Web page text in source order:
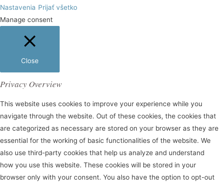
Nastavenia Prijať všetko
Manage consent
Close
Privacy Overview
This website uses cookies to improve your experience while you
navigate through the website. Out of these cookies, the cookies that
are categorized as necessary are stored on your browser as they are
essential for the working of basic functionalities of the website. We
also use third-party cookies that help us analyze and understand
how you use this website. These cookies will be stored in your
browser only with your consent. You also have the option to opt-out